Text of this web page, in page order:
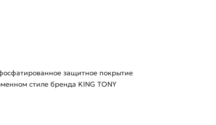
защитное покрытие
стиле бренда KING TONY